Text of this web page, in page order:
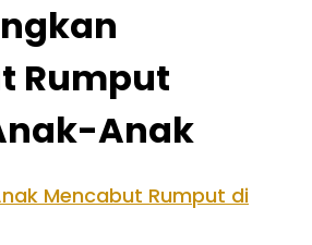
Rumput
Anak
Mencabut Rumput di